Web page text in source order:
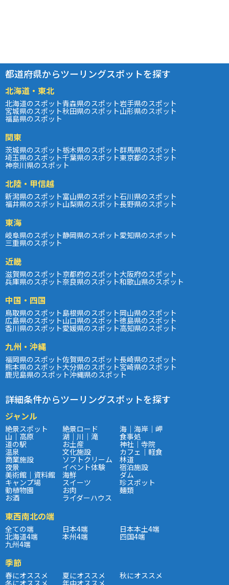
都道府県からツーリングスポットを探す
北海道・東北
北海道のスポット青森県のスポット岩手県のスポット
宮城県のスポット秋田県のスポット山形県のスポット
福島県のスポット
関東
茨城県のスポット栃木県のスポット群馬県のスポット
埼玉県のスポット千葉県のスポット東京都のスポット
神奈川県のスポット
北陸・甲信越
新潟県のスポット富山県のスポット石川県のスポット
福井県のスポット山梨県のスポット長野県のスポット
東海
岐阜県のスポット静岡県のスポット愛知県のスポット
三重県のスポット
近畿
滋賀県のスポット京都府のスポット大阪府のスポット
兵庫県のスポット奈良県のスポット和歌山県のスポット
中国・四国
鳥取県のスポット島根県のスポット岡山県のスポット
広島県のスポット山口県のスポット徳島県のスポット
香川県のスポット愛媛県のスポット高知県のスポット
九州・沖縄
福岡県のスポット佐賀県のスポット長崎県のスポット
熊本県のスポット大分県のスポット宮崎県のスポット
鹿児島県のスポット沖縄県のスポット
詳細条件からツーリングスポットを探す
ジャンル
絶景スポット 絶景ロード 海｜海岸｜岬
山｜高原 湖｜川｜滝 食事処
道の駅 お土産 神社｜寺院
温泉 文化施設 カフェ｜軽食
商業施設 ソフトクリーム 林道
夜景 イベント体験 宿泊施設
美術館｜資料館 海鮮 ダム
キャンプ場 スイーツ 珍スポット
動植物園 お肉 麺類
お酒 ライダーハウス
東西南北の端
全ての端 日本4端 日本本土4端
北海道4端 本州4端 四国4端
九州4端
季節
春にオススメ 夏にオススメ 秋にオススメ